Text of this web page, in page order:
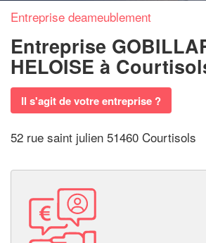
Entreprise deameublement
Entreprise
HELOISE à
Il s'agit de votre entreprise ?
52 rue saint julien 51460 Courtisols